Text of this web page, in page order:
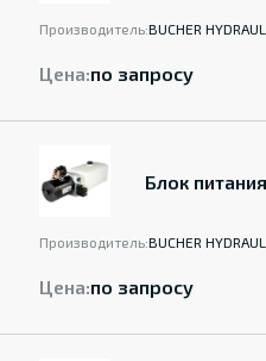
Производитель:BUCHER
Цена:по запросу
Блок
Производитель:BUCHER
Цена:по запросу